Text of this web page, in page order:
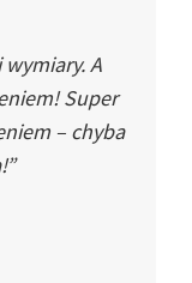
wymiary. A
Super
– chyba